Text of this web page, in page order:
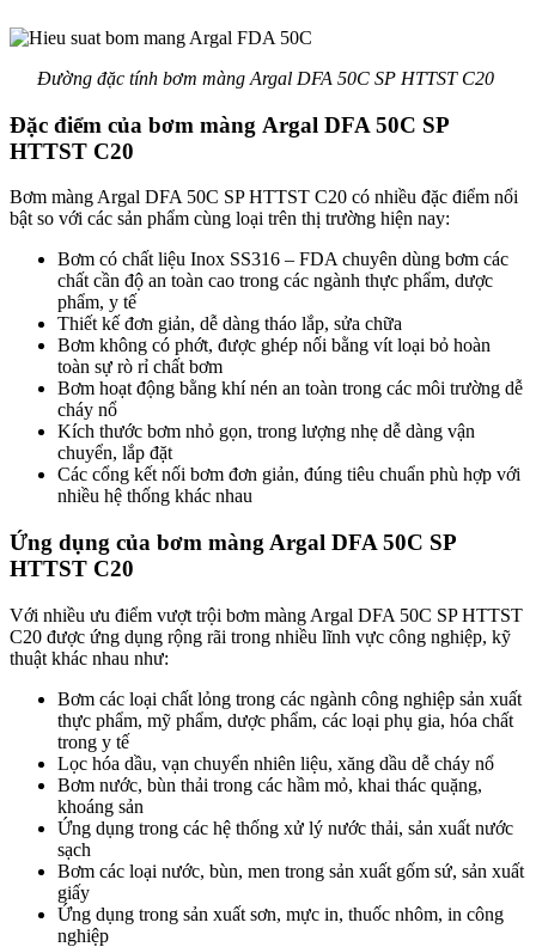
Đường đặc tính bơm màng Argal DFA 50C SP HTTST C20
Đặc điểm của bơm màng Argal DFA 50C SP
HTTST C20
Bơm màng Argal DFA 50C SP HTTST C20 có nhiều đặc điểm nổi
bật so với các sản phẩm cùng loại trên thị trường hiện nay:
Bơm có chất liệu Inox SS316 – FDA chuyên dùng bơm các
chất cần độ an toàn cao trong các ngành thực phẩm, dược
phẩm, y tế
Thiết kế đơn giản, dễ dàng tháo lắp, sửa chữa
Bơm không có phớt, được ghép nối bằng vít loại bỏ hoàn
toàn sự rò rỉ chất bơm
Bơm hoạt động bằng khí nén an toàn trong các môi trường dễ
cháy nổ
Kích thước bơm nhỏ gọn, trong lượng nhẹ dễ dàng vận
chuyển, lắp đặt
Các cổng kết nối bơm đơn giản, đúng tiêu chuẩn phù hợp với
nhiều hệ thống khác nhau
Ứng dụng của bơm màng Argal DFA 50C SP
HTTST C20
Với nhiều ưu điểm vượt trội bơm màng Argal DFA 50C SP HTTST
C20 được ứng dụng rộng rãi trong nhiều lĩnh vực công nghiệp, kỹ
thuật khác nhau như:
Bơm các loại chất lỏng trong các ngành công nghiệp sản xuất
thực phẩm, mỹ phẩm, dược phẩm, các loại phụ gia, hóa chất
trong y tế
Lọc hóa dầu, vạn chuyển nhiên liệu, xăng dầu dễ cháy nổ
Bơm nước, bùn thải trong các hầm mỏ, khai thác quặng,
khoáng sản
Ứng dụng trong các hệ thống xử lý nước thải, sản xuất nước
sạch
Bơm các loại nước, bùn, men trong sản xuất gốm sứ, sản xuất
giấy
Ứng dụng trong sản xuất sơn, mực in, thuốc nhôm, in công
nghiệp